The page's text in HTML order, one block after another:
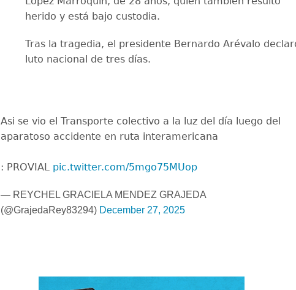
herido y está bajo custodia.
Tras la tragedia, el presidente Bernardo Arévalo
luto nacional de tres días.
Asi se vio el Transporte colectivo a la luz del día luego del
aparatoso accidente en ruta interamericana
: PROVIAL pic.twitter.com/5mgo75MUop
— REYCHEL GRACIELA MENDEZ GRAJEDA
(@GrajedaRey83294) December 27, 2025